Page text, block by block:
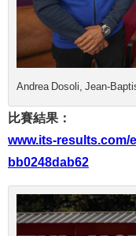
Andrea Dosoli, Jean-
比賽結果：
www.its-results.com/
bb0248dab62